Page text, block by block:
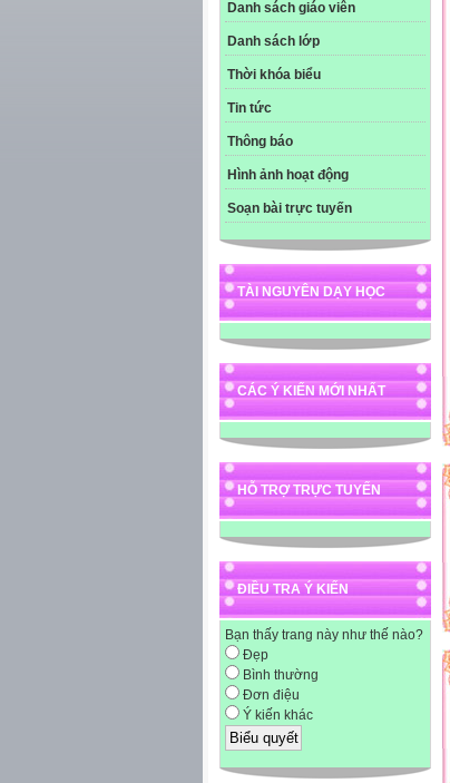
Danh sách giáo viên
Danh sách lớp
Thời khóa biểu
Tin tức
Thông báo
Hình ảnh hoạt động
Soạn bài trực tuyến
TÀI NGUYÊN DẠY HỌC
CÁC Ý KIẾN MỚI NHẤT
HỖ TRỢ TRỰC TUYẾN
ĐIỀU TRA Ý KIẾN
Bạn thấy trang này như thế nào?
Đẹp
Bình thường
Đơn điệu
Ý kiến khác